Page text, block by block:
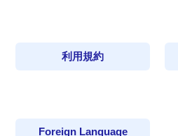
利用規約
Foreign Language